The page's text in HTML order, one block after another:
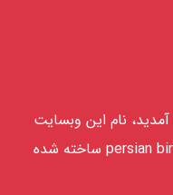
نام این وبسایت
pbmusic است و از اختصار persian bird music ساخته شده